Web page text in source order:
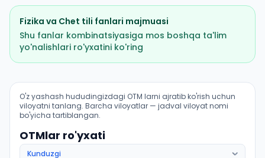
Fizika va Chet tili fanlari majmuasi
Shu fanlar kombinatsiyasiga mos boshqa ta'lim
yo'nalishlari ro'yxatini ko'ring
Havo kemalarining parvoz ekspluatatsiyasi: OTM
O'z yashash hududingizdagi OTM larni ajratib ko'rish uchun
viloyatni tanlang. Barcha viloyatlar — jadval viloyat nomi
bo'yicha tartiblangan.
OTMlar ro'yxati